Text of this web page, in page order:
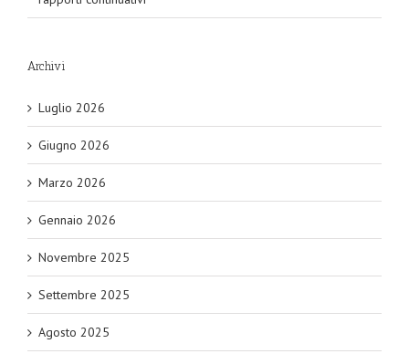
Archivi
Luglio 2026
Giugno 2026
Marzo 2026
Gennaio 2026
Novembre 2025
Settembre 2025
Agosto 2025